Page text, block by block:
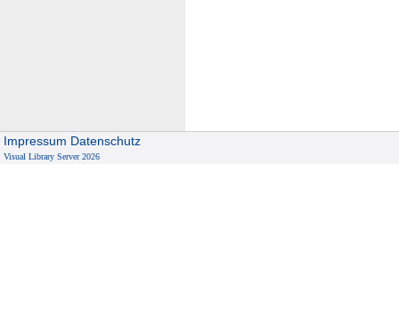
Impressum Datenschutz
Visual Library Server 2026